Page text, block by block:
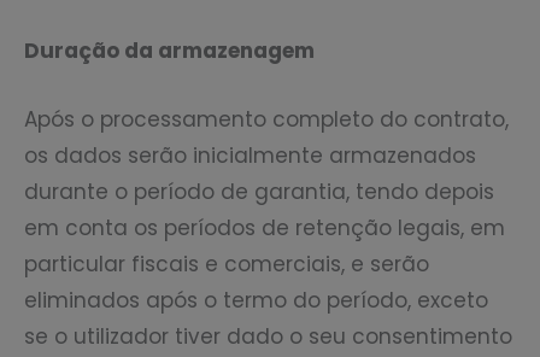
Duração da armazenagem
Após o processamento completo do contrato,
os dados serão inicialmente armazenados
durante o período de garantia, tendo depois
em conta os períodos de retenção legais, em
particular fiscais e comerciais, e serão
eliminados após o termo do período, exceto
se o utilizador tiver dado o seu consentimento